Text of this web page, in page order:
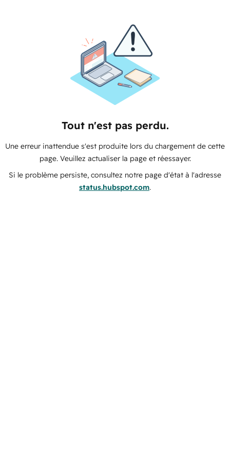
Tout n'est pas perdu.
Une erreur inattendue s'est produite lors du chargement de cette
page. Veuillez actualiser la page et réessayer.
Si le problème persiste, consultez notre page d'état à l'adresse
status.hubspot.com.